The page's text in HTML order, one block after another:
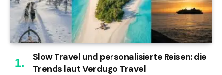
Slow Travel und personalisierte Reisen: die
Trends laut Verdugo Travel